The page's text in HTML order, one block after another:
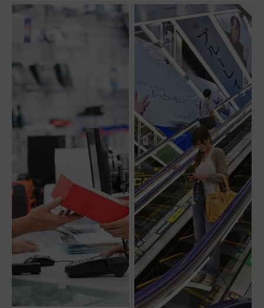
入時の注意点も解
パターンを販売員
がこっそり教えま
明商品、配送商品
の違いとは